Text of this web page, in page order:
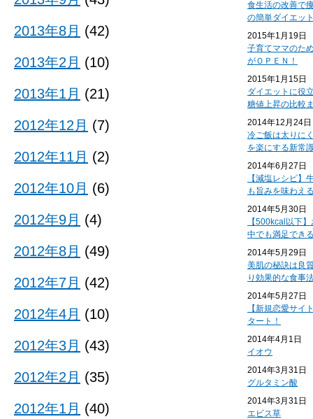
食生活の改善で
の簡単ダイエッ
2015年1月19日
子育てママのた
がＯＰＥＮ！
2015年1月15日
ダイエットに役
糖値上昇の比較
2014年12月24日
冷ご飯は太りに
を楽にする新常
2014年6月27日
【減塩レシピ】
も旨みを味わえ
2014年5月30日
【500kcal以下
中でも満足でき
2014年5月29日
美肌の秘訣は良
り効果的な食事
2014年5月27日
【新規恋愛サイ
タート！
2014年4月1日
イオウ
2014年3月31日
グルタミン酸
2014年3月31日
エビス草
2013年8月 (42)
2013年2月 (10)
2013年1月 (21)
2012年12月 (7)
2012年11月 (2)
2012年10月 (6)
2012年9月 (4)
2012年8月 (49)
2012年7月 (42)
2012年4月 (10)
2012年3月 (43)
2012年2月 (35)
2012年1月 (40)